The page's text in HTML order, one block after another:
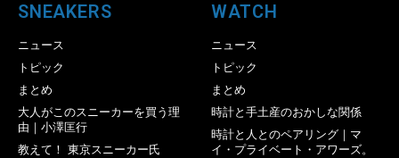
SNEAKERS
ニュース
トピック
まとめ
大人がこのスニーカーを買う理
由｜小澤匡行
教えて！ 東京スニーカー氏
WATCH
ニュース
トピック
まとめ
時計と手土産のおかしな関係
時計と人とのペアリング｜マ
イ・プライベート・アワーズ。